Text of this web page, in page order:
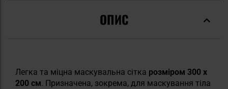
ОПИС
Легка та міцна маскувальна сітка розміром 300 х
200 см. Призначена, зокрема, для маскування тіла